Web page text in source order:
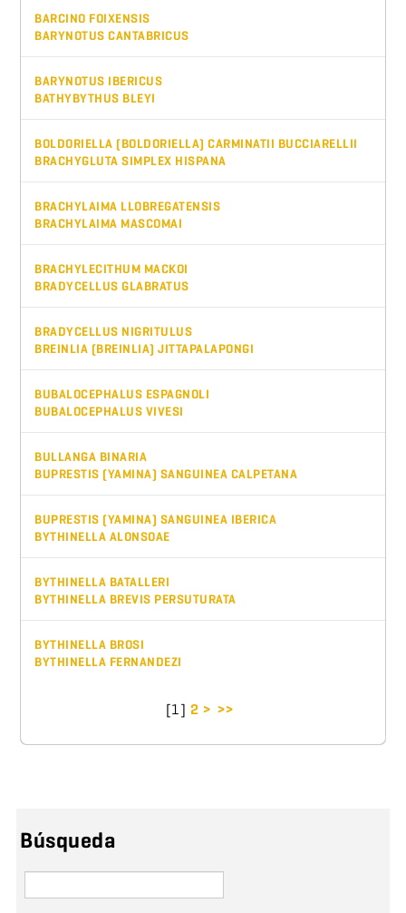
BARCINO FOIXENSIS
BARYNOTUS CANTABRICUS
BARYNOTUS IBERICUS
BATHYBYTHUS BLEYI
BOLDORIELLA (BOLDORIELLA) CARMINATII BUCCIARELLII
BRACHYGLUTA SIMPLEX HISPANA
BRACHYLAIMA LLOBREGATENSIS
BRACHYLAIMA MASCOMAI
BRACHYLECITHUM MACKOI
BRADYCELLUS GLABRATUS
BRADYCELLUS NIGRITULUS
BREINLIA (BREINLIA) JITTAPALAPONGI
BUBALOCEPHALUS ESPAGNOLI
BUBALOCEPHALUS VIVESI
BULLANGA BINARIA
BUPRESTIS (YAMINA) SANGUINEA CALPETANA
BUPRESTIS (YAMINA) SANGUINEA IBERICA
BYTHINELLA ALONSOAE
BYTHINELLA BATALLERI
BYTHINELLA BREVIS PERSUTURATA
BYTHINELLA BROSI
BYTHINELLA FERNANDEZI
[1 ] 2 > >>
Búsqueda